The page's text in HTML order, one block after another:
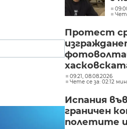
Протест
09:21, 08.08.2026
Чете се за: 02:12
Испания
граничен
полетите